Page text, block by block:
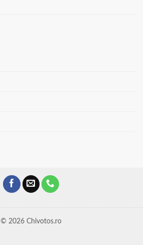
© 2026 Chivotos.ro